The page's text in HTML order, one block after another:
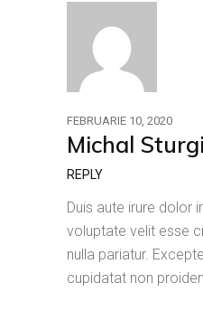
FEBRUARIE 10, 2020
Michal
REPLY
Duis aute irure dolor
voluptate velit esse
nulla pariatur.
cupidatat non